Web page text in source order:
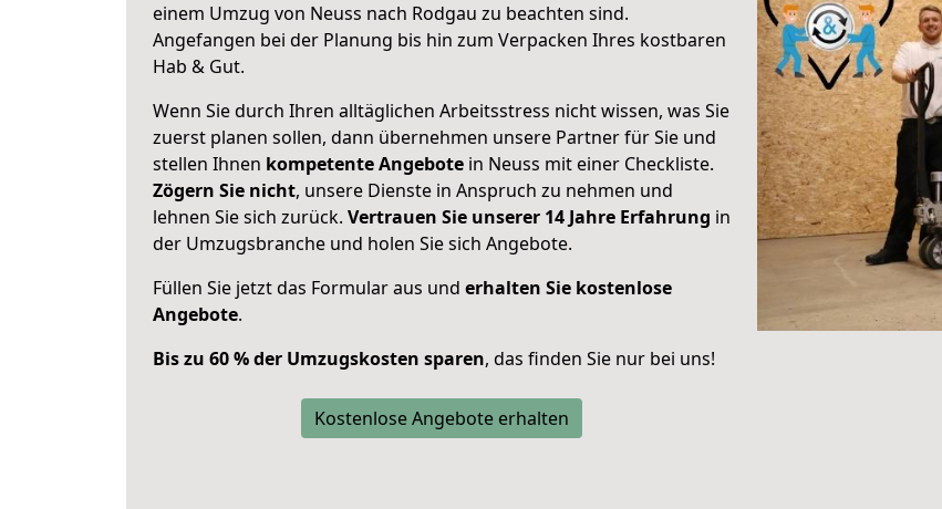
einem Umzug von Neuss nach Rodgau zu beachten sind.
Angefangen bei der Planung bis hin zum Verpacken Ihres kostbaren
Hab & Gut.
Wenn Sie durch Ihren alltäglichen Arbeitsstress nicht wissen, was Sie
zuerst planen sollen, dann übernehmen unsere Partner für Sie und
stellen Ihnen kompetente Angebote in Neuss mit einer Checkliste.
Zögern Sie nicht, unsere Dienste in Anspruch zu nehmen und
lehnen Sie sich zurück. Vertrauen Sie unserer 14 Jahre Erfahrung in
der Umzugsbranche und holen Sie sich Angebote.
Füllen Sie jetzt das Formular aus und erhalten Sie kostenlose
Angebote.
Bis zu 60 % der Umzugskosten sparen, das finden Sie nur bei uns!
Kostenlose Angebote erhalten